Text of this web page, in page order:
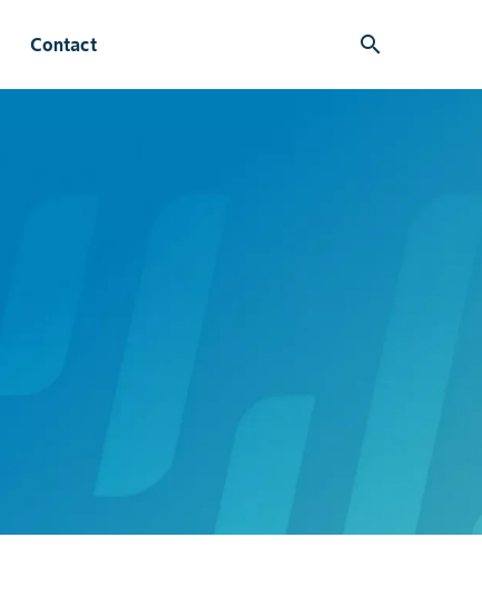
Contact search